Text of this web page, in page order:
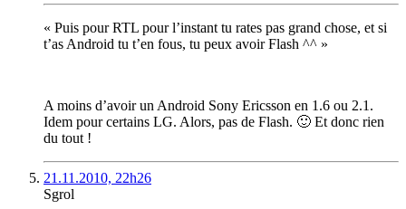
« Puis pour RTL pour l’instant tu rates pas grand chose, et si
t’as Android tu t’en fous, tu peux avoir Flash ^^ »
A moins d’avoir un Android Sony Ericsson en 1.6 ou 2.1.
Idem pour certains LG. Alors, pas de Flash. 🙂 Et donc rien
du tout !
21.11.2010, 22h26
Sgrol